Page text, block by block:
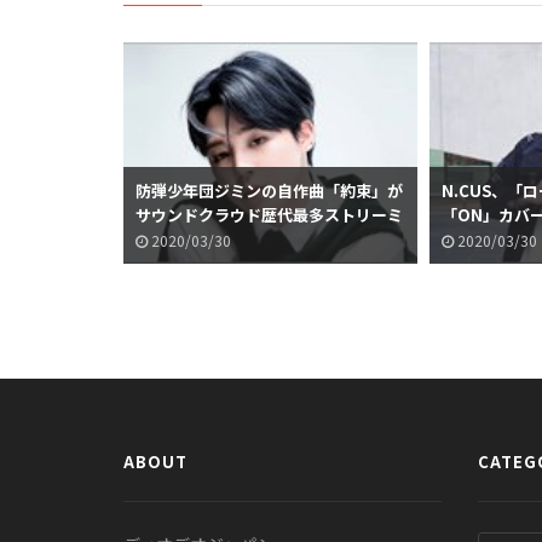
防弾少年団ジミンの自作曲「約束」が
サウンドクラウド歴代最多ストリーミ
ング4位、韓国新記録
2020/03/30
N.CUS、「
「ON」カバ
2020/03/30
ABOUT